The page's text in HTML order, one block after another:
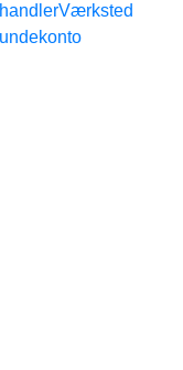
Værksted